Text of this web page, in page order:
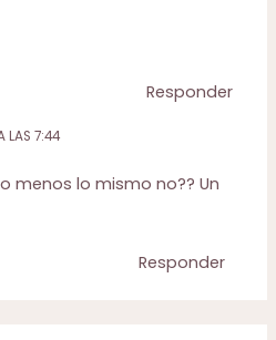
Responder
LAS 7:44
menos lo mismo no?? Un
Responder